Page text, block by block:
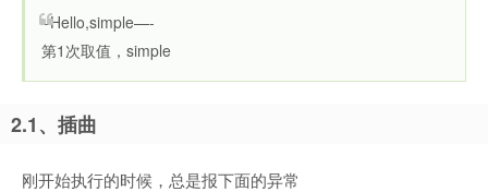
–Hello,simple—-
第1次取值，simple
2.1、插曲
刚开始执行的时候，总是报下面的异常